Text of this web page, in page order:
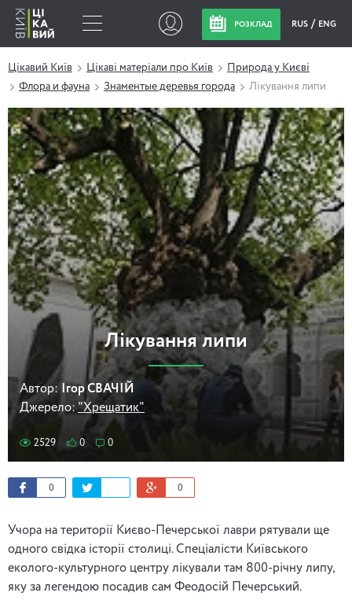
РОЗКЛАД RUS ENG
Цікавий Київ Цікаві матеріали про Київ
Природа у Києві
Флора и фауна
Знаментые деревья города Лікування липи
Лікування липи
Автор:
Ігор СВАЧІЙ
Джерело: "Хрещатик"
2529 0 0
0 0
Учора на території Києво-Печерської лаври рятували ще
одного свідка історії столиці. Спеціалісти Київського
еколого-культурного центру лікували там 800-річну липу,
яку за легендою посадив сам Феодосій Печерський.